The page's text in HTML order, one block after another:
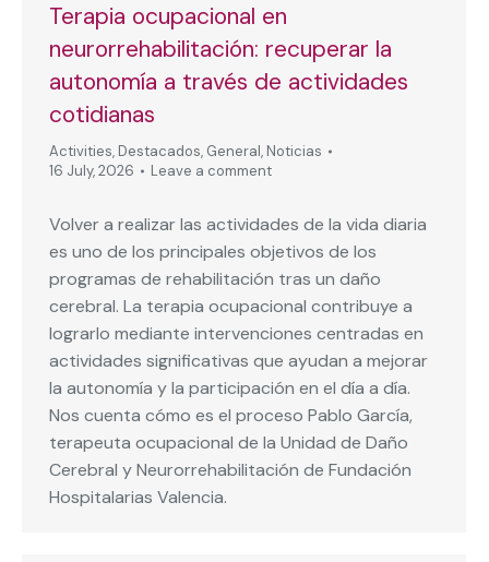
Terapia ocupacional en
neurorrehabilitación: recuperar la
autonomía a través de actividades
cotidianas
Activities, Destacados, General, Noticias
16 July, 2026
Leave a comment
Volver a realizar las actividades de la vida diaria
es uno de los principales objetivos de los
programas de rehabilitación tras un daño
cerebral. La terapia ocupacional contribuye a
lograrlo mediante intervenciones centradas en
actividades significativas que ayudan a mejorar
la autonomía y la participación en el día a día.
Nos cuenta cómo es el proceso Pablo García,
terapeuta ocupacional de la Unidad de Daño
Cerebral y Neurorrehabilitación de Fundación
Hospitalarias Valencia.